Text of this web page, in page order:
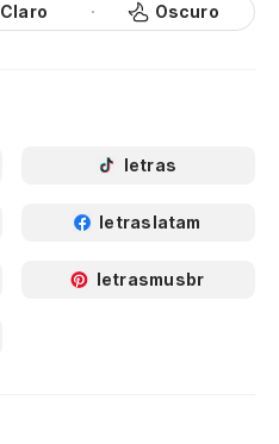
Claro Oscuro
letras
letraslatam
letrasmusbr